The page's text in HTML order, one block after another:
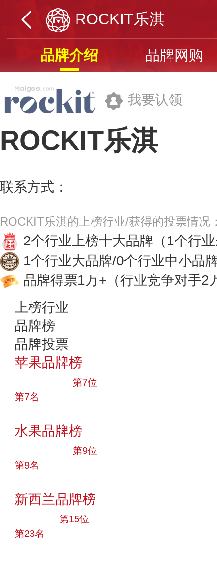
ROCKIT乐淇
品牌介绍 品牌网购
我要认领
ROCKIT乐淇
联系方式：
ROCKIT乐淇的上榜行业/获得的投票情况
2个行业上榜十大品牌 （1个行
1个行业大品牌/0个行业中小品
品牌得票1万+ （行业竞争对手2
上榜行业
品牌榜
品牌投票
苹果品牌榜
第7位
第7名
水果品牌榜
第9位
第9名
新西兰品牌榜
第15位
第23名